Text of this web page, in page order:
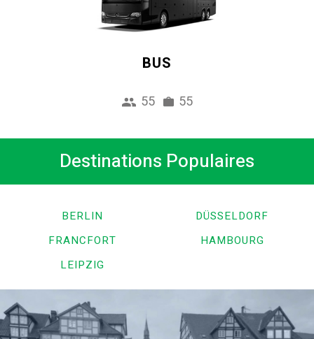
BUS
55 55
Destinations Populaires
BERLIN
DÜSSELDORF
FRANCFORT
HAMBOURG
LEIPZIG